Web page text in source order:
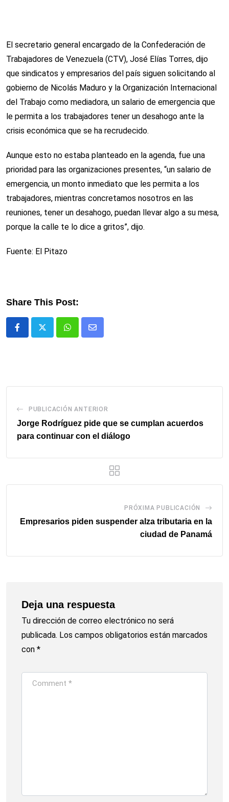
El secretario general encargado de la Confederación de
Trabajadores de Venezuela (CTV), José Elías Torres, dijo
que sindicatos y empresarios del país siguen solicitando al
gobierno de Nicolás Maduro y la Organización Internacional
del Trabajo como mediadora, un salario de emergencia que
le permita a los trabajadores tener un desahogo ante la
crisis económica que se ha recrudecido.
Aunque esto no estaba planteado en la agenda, fue una
prioridad para las organizaciones presentes, “un salario de
emergencia, un monto inmediato que les permita a los
trabajadores, mientras concretamos nosotros en las
reuniones, tener un desahogo, puedan llevar algo a su mesa,
porque la calle te lo dice a gritos”, dijo.
Fuente: El Pitazo
Share This Post:
WhatsappComparte
PUBLICACIÓN ANTERIOR
Jorge Rodríguez pide que se cumplan acuerdos
para continuar con el diálogo
PRÓXIMA PUBLICACIÓN
Empresarios piden suspender alza tributaria en la
ciudad de Panamá
Deja una respuesta
Tu dirección de correo electrónico no será
publicada. Los campos obligatorios están marcados
con *